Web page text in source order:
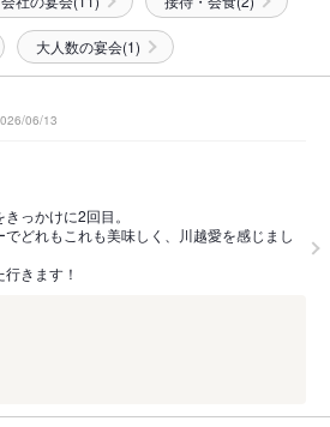
大人数の宴会(1)
06/13
っかけに2回目。
どれもこれも美味しく、川越愛を感じまし
きます！